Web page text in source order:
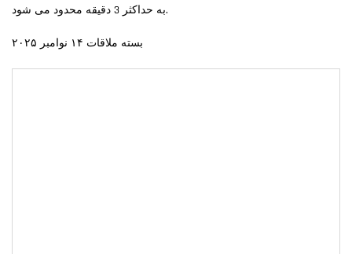
به حداکثر 3 دقیقه محدود می شود.
بسته ملاقات ۱۴ نوامبر ۲۰۲۵